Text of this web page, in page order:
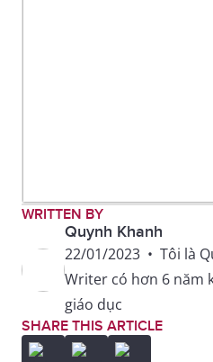
WRITTEN BY
Quynh Khanh
22/01/2023 • Tôi là
Writer có hơn 6 năm
giáo dục
SHARE THIS ARTICLE